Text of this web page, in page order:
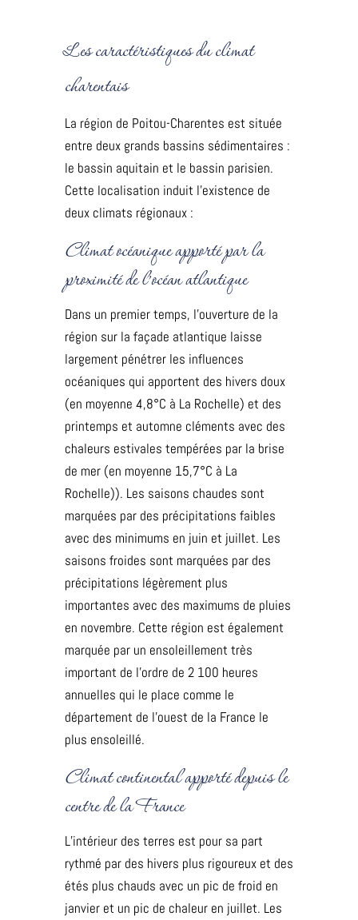
Boutique
Œnotourisme
Actualités
Contact
Les caractéristiques du climat
charentais
La région de Poitou-Charentes est située
entre deux grands bassins sédimentaires :
le bassin aquitain et le bassin parisien.
Cette localisation induit l’existence de
deux climats régionaux :
Climat océanique apporté par la
proximité de l’océan atlantique
Dans un premier temps, l’ouverture de la
région sur la façade atlantique laisse
largement pénétrer les influences
océaniques qui apportent des hivers doux
(en moyenne 4,8°C à La Rochelle) et des
printemps et automne cléments avec des
chaleurs estivales tempérées par la brise
de mer (en moyenne 15,7°C à La
Rochelle)). Les saisons chaudes sont
marquées par des précipitations faibles
avec des minimums en juin et juillet. Les
saisons froides sont marquées par des
précipitations légèrement plus
importantes avec des maximums de pluies
en novembre. Cette région est également
marquée par un ensoleillement très
important de l’ordre de 2 100 heures
annuelles qui le place comme le
département de l’ouest de la France le
plus ensoleillé.
Climat continental apporté depuis le
centre de la France
L’intérieur des terres est pour sa part
rythmé par des hivers plus rigoureux et des
étés plus chauds avec un pic de froid en
janvier et un pic de chaleur en juillet. Les